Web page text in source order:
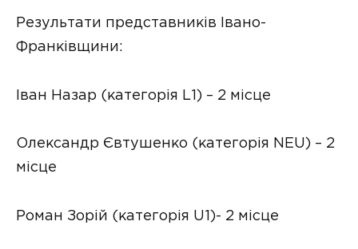
Результати представників Івано-
Франківщини:
Іван Назар (категорія L1) – 2 місце
Олександр Євтушенко (категорія NEU) – 2
місце
Роман Зорій (категорія U1)- 2 місце